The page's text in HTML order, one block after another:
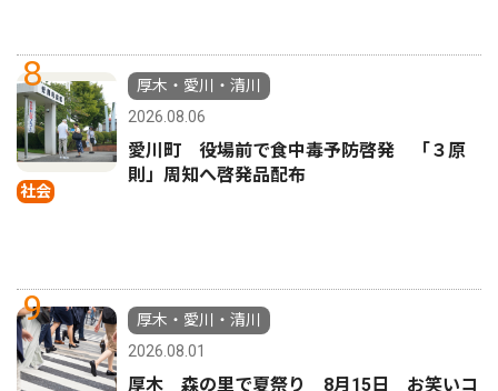
8
社会
厚木・愛川・清川
2026.08.06
愛川町 役場前で食中毒予防啓発 「３原
則」周知へ啓発品配布
9
厚木・愛川・清川
2026.08.01
厚木 森の里で夏祭り 8月15日 お笑いコ